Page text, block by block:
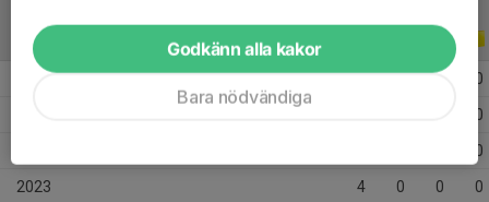
ALLA SERIER ALLA ÅR
7 0 0 0
0
0
2023 4 0 0 0
Godkänn alla kakor
Bara nödvändiga